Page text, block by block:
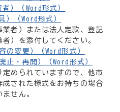
）（Word形式）
）（Word形式）
者）または法人定款、登記
）を添付してください。
の変更）（Word形式）
止・再開）（Word形式）
定められていますので、他市
成された様式をお持ちの場合
せん。